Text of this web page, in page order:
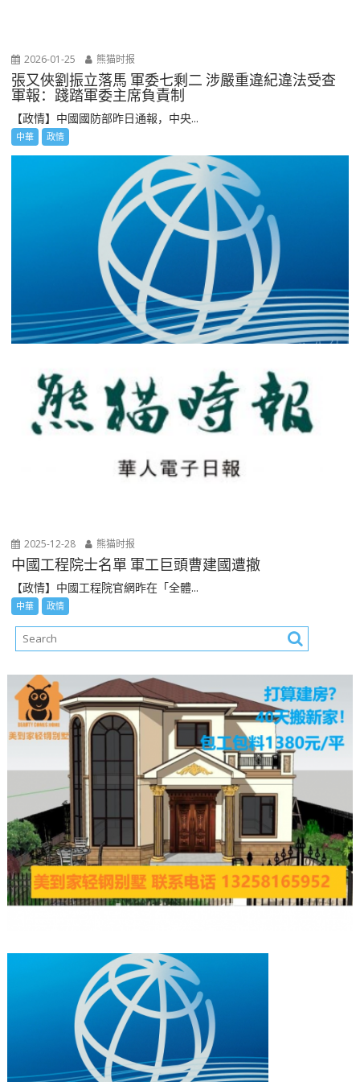
2026-01-25 熊猫时报
張又俠劉振立落馬 軍委七剩二 涉嚴重違紀違法受查
軍報：踐踏軍委主席負責制
【政情】中國國防部昨日通報，中央...
中華 政情
2025-12-28 熊猫时报
中國工程院士名單 軍工巨頭曹建國遭撤
【政情】中國工程院官網昨在「全體...
中華 政情